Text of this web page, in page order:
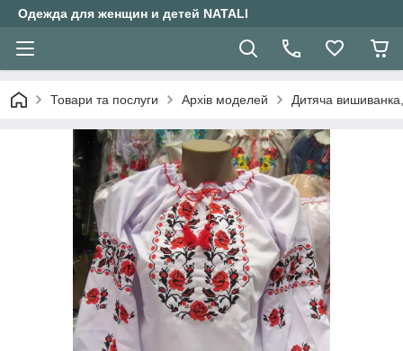
Одежда для женщин и детей NATALI
Товари та послуги Архів моделей Дитяча